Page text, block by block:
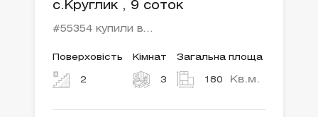
с.Круглик , 9 соток
#55354 купили в…
Поверховість
2
Кімнат
3
Загальна площа
180 Кв.м.